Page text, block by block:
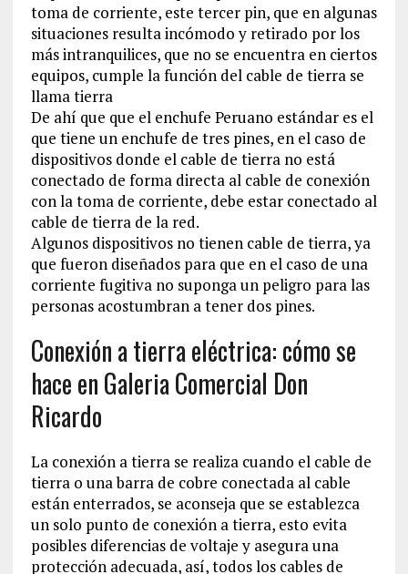
toma de corriente, este tercer pin, que en algunas
situaciones resulta incómodo y retirado por los
más intranquilices, que no se encuentra en ciertos
equipos, cumple la función del cable de tierra se
llama tierra
De ahí que que el enchufe Peruano estándar es el
que tiene un enchufe de tres pines, en el caso de
dispositivos donde el cable de tierra no está
conectado de forma directa al cable de conexión
con la toma de corriente, debe estar conectado al
cable de tierra de la red.
Algunos dispositivos no tienen cable de tierra, ya
que fueron diseñados para que en el caso de una
corriente fugitiva no suponga un peligro para las
personas acostumbran a tener dos pines.
Conexión a tierra eléctrica: cómo se
hace en Galeria Comercial Don
Ricardo
La conexión a tierra se realiza cuando el cable de
tierra o una barra de cobre conectada al cable
están enterrados, se aconseja que se establezca
un solo punto de conexión a tierra, esto evita
posibles diferencias de voltaje y asegura una
protección adecuada, así, todos los cables de